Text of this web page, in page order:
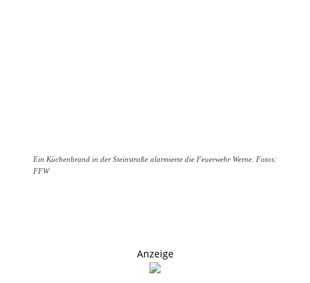
Ein Küchenbrand in der Steinstraße alarmierte die Feuerwehr Werne. Fotos:
FFW
Anzeige